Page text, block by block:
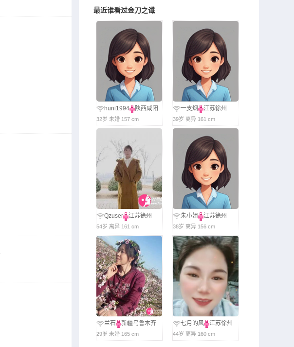
最近谁看过金刀之谶
huni1994 陕西咸阳
32岁 未婚 157 cm
一支烟 江苏徐州
39岁 离异 161 cm
Qzuser 江苏徐州
54岁 离异 161 cm
朱小姐 江苏徐州
38岁 离异 156 cm
兰石 新疆乌鲁木齐
29岁 未婚 165 cm
七月的风 江苏徐州
44岁 离异 160 cm